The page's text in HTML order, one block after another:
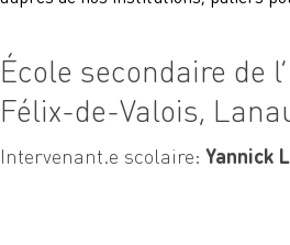
École secondaire de
Félix-de-Valois,
Intervenant.e scolaire: Yannick